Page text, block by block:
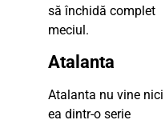
să închidă complet
meciul.
Atalanta
Atalanta nu vine nici
ea dintr-o serie